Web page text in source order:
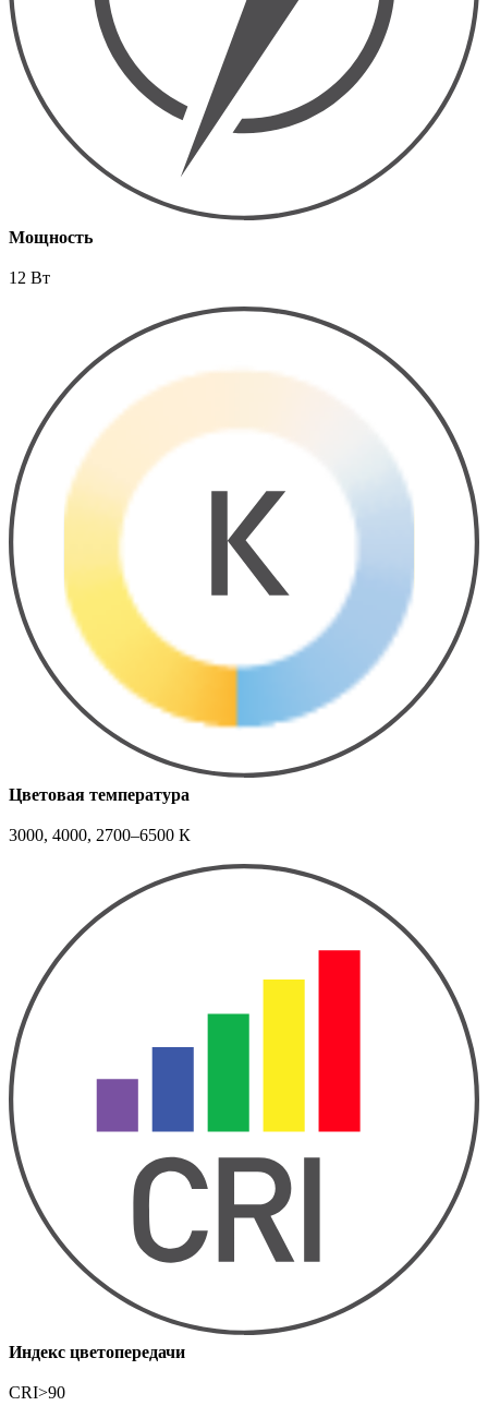
Мощность
12 Вт
Цветовая температура
3000, 4000, 2700–6500 К
Индекс цветопередачи
CRI>90